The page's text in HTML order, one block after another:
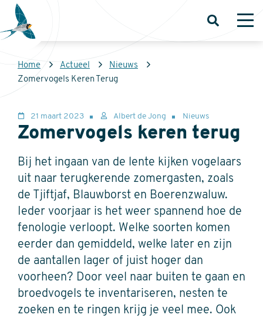
Overslaan
naar
inhoud
gaan
Sovon
Homepage
Open
Kruimelpad
Home Actueel
Nieuws
Zomervogels Keren Terug
Zomervogels keren terug
21 maart 2023 Albert de Jong Nieuws
Bij het ingaan van de lente kijken vogelaars
uit naar terugkerende zomergasten, zoals
de Tjiftjaf, Blauwborst en Boerenzwaluw.
Ieder voorjaar is het weer spannend hoe de
fenologie verloopt. Welke soorten komen
eerder dan gemiddeld, welke later en zijn
de aantallen lager of juist hoger dan
voorheen? Door veel naar buiten te gaan en
broedvogels te inventariseren, nesten te
zoeken en te ringen krijg je veel mee. Ook